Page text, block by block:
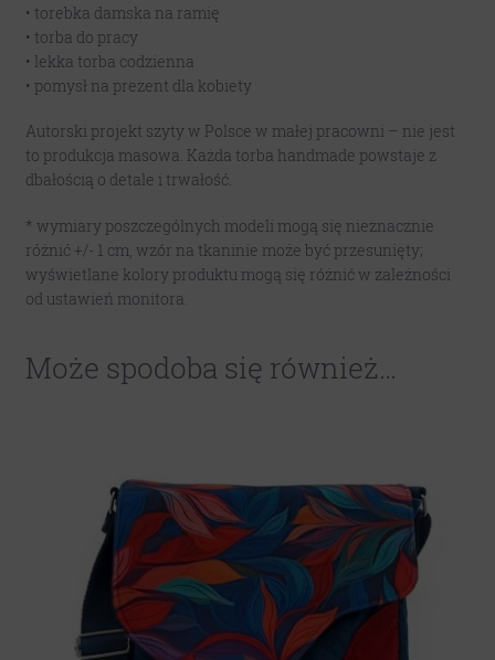
• torebka damska na ramię
• torba do pracy
• lekka torba codzienna
• pomysł na prezent dla kobiety
Autorski projekt szyty w Polsce w małej pracowni – nie jest
to produkcja masowa. Każda torba handmade powstaje z
dbałością o detale i trwałość.
* wymiary poszczególnych modeli mogą się nieznacznie
różnić +/- 1 cm, wzór na tkaninie może być przesunięty;
wyświetlane kolory produktu mogą się różnić w zależności
od ustawień monitora.
Może spodoba się również…